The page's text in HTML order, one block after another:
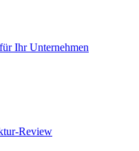
Ihr Unternehmen
Review